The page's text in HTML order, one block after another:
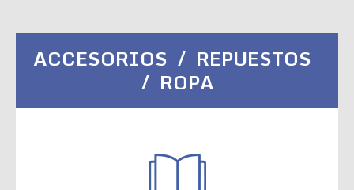
ACCESORIOS / REPUESTOS
/ ROPA